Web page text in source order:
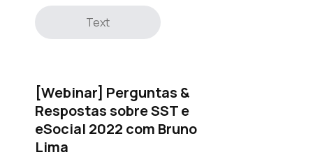
Text
[Webinar] Perguntas &
Respostas sobre SST e
eSocial 2022 com Bruno
Lima